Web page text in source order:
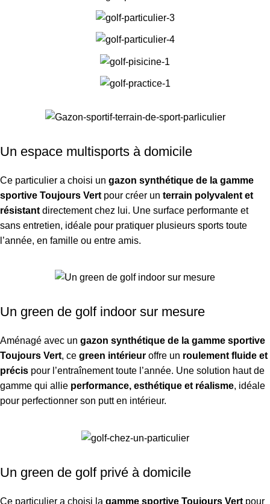
Un espace multisports à domicile
Ce particulier a choisi un gazon synthétique de la gamme
sportive Toujours Vert pour créer un terrain polyvalent et
résistant directement chez lui. Une surface performante et
sans entretien, idéale pour pratiquer plusieurs sports toute
l’année, en famille ou entre amis.
Un green de golf indoor sur mesure
Aménagé avec un gazon synthétique de la gamme sportive
Toujours Vert, ce green intérieur offre un roulement fluide et
précis pour l’entraînement toute l’année. Une solution haut de
gamme qui allie performance, esthétique et réalisme, idéale
pour perfectionner son putt en intérieur.
Un green de golf privé à domicile
Ce particulier a choisi la gamme sportive Toujours Vert pour